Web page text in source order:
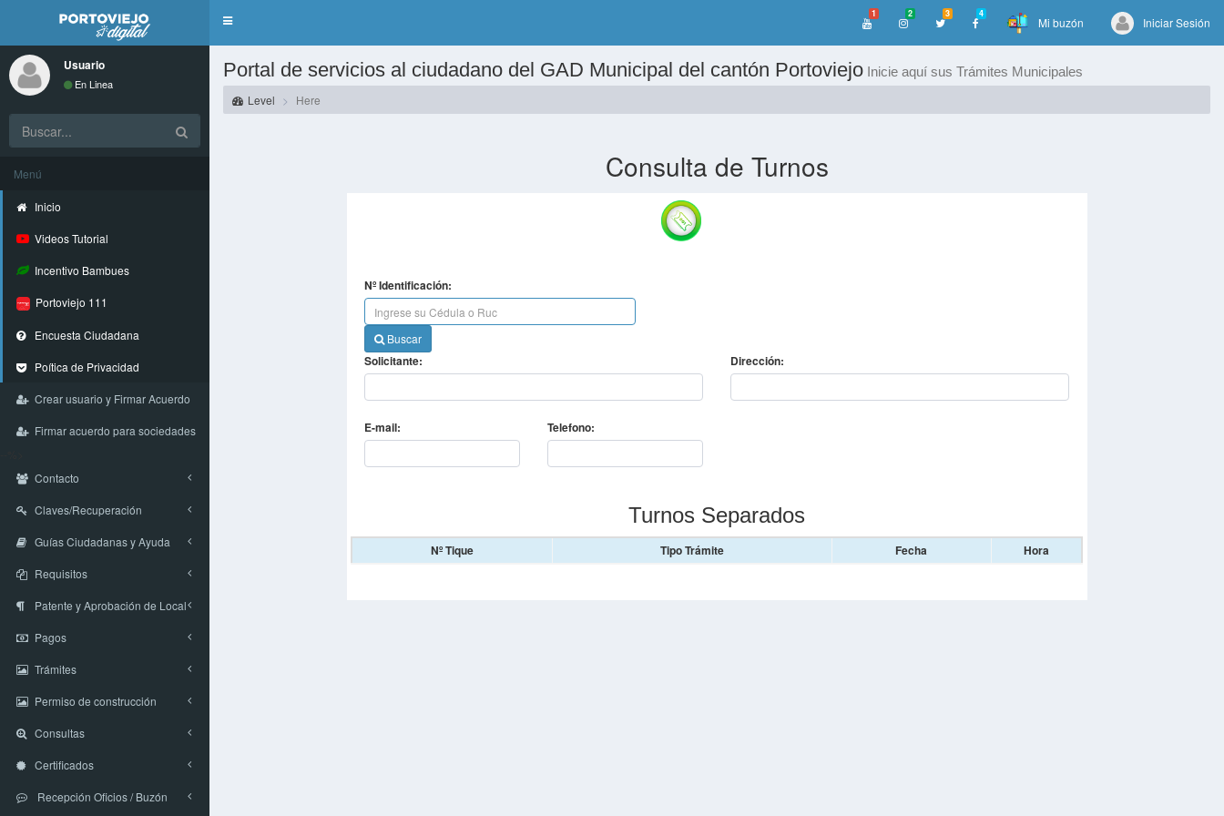
Toggle
1 2 3 4
Mi buzón Iniciar Sesión
Usuario
En Linea
Menú
Inicio
Videos Tutorial
Incentivo Bambues
Portoviejo 111
Encuesta Ciudadana
Poítica de Privacidad
Crear usuario y Firmar Acuerdo
Firmar acuerdo para sociedades
Contacto
Claves/Recuperación
Guías Ciudadanas y Ayuda
Requisitos
Patente y Aprobación de Local
Pagos
Trámites
Permiso de construcción
Consultas
Certificados
Recepción Oficios / Buzón
Portal de servicios al ciudadano del GAD Municipal del cantón Portoviejo Inicie aquí sus Trámites Municipales
Level
Here
Consulta de Turnos
Nº Identificación:
Buscar
Solicitante: Dirección:
E-mail: Telefono:
Turnos Separados
Nº Tique Tipo Trámite Fecha Hora